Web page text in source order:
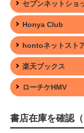
セブンネットショ
Honya Club
hontoネットスト
楽天ブックス
ローチケHMV
書店在庫を確認（